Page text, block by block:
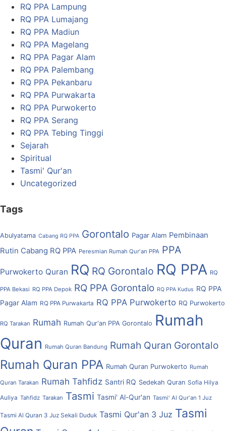
RQ PPA Lampung
RQ PPA Lumajang
RQ PPA Madiun
RQ PPA Magelang
RQ PPA Pagar Alam
RQ PPA Palembang
RQ PPA Pekanbaru
RQ PPA Purwakarta
RQ PPA Purwokerto
RQ PPA Serang
RQ PPA Tebing Tinggi
Sejarah
Spiritual
Tasmi' Qur'an
Uncategorized
Tags
Abulyatama Cabang RQ PPA Gorontalo Pagar Alam Pembinaan
Rutin Cabang RQ PPA Peresmian Rumah Qur'an PPA PPA
Purwokerto Quran RQ RQ Gorontalo RQ PPA RQ
PPA Bekasi RQ PPA Depok RQ PPA Gorontalo RQ PPA Kudus RQ PPA
Pagar Alam RQ PPA Purwakarta RQ PPA Purwokerto RQ Purwokerto
RQ Tarakan Rumah Rumah Qur'an PPA Gorontalo Rumah
Quran Rumah Quran Bandung Rumah Quran Gorontalo
Rumah Quran PPA Rumah Quran Purwokerto Rumah
Quran Tarakan Rumah Tahfidz Santri RQ Sedekah Quran Sofia Hilya
Auliya Tahfidz Tarakan Tasmi Tasmi' Al-Qur'an Tasmi' Al Qur'an 1 Juz
Tasmi Al Quran 3 Juz Sekali Duduk Tasmi Qur'an 3 Juz Tasmi